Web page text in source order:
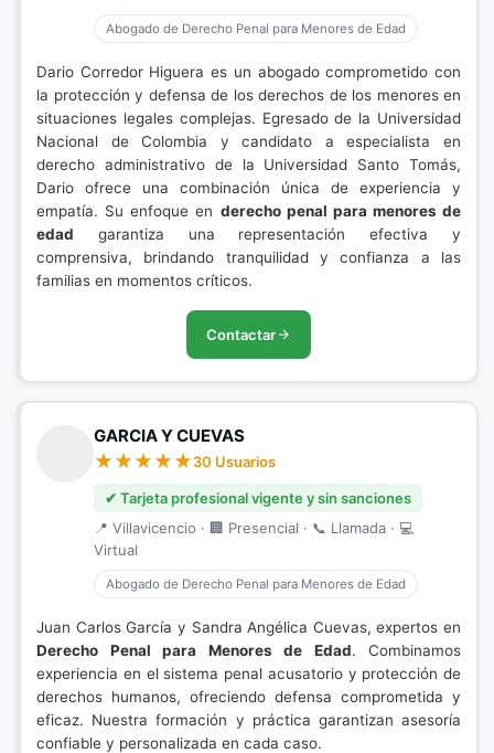
Abogado de Derecho Penal para Menores de Edad
Dario Corredor Higuera es un abogado comprometido con
la protección y defensa de los derechos de los menores en
situaciones legales complejas. Egresado de la Universidad
Nacional de Colombia y candidato a especialista en
derecho administrativo de la Universidad Santo Tomás,
Dario ofrece una combinación única de experiencia y
empatía. Su enfoque en derecho penal para menores de
edad garantiza una representación efectiva y
comprensiva, brindando tranquilidad y confianza a las
familias en momentos críticos.
Contactar
GARCIA Y CUEVAS
30 Usuarios
✔ Tarjeta profesional vigente y sin sanciones
📍 Villavicencio · 🏢 Presencial · 📞 Llamada · 💻
Virtual
Abogado de Derecho Penal para Menores de Edad
Juan Carlos García y Sandra Angélica Cuevas, expertos en
Derecho Penal para Menores de Edad. Combinamos
experiencia en el sistema penal acusatorio y protección de
derechos humanos, ofreciendo defensa comprometida y
eficaz. Nuestra formación y práctica garantizan asesoría
confiable y personalizada en cada caso.